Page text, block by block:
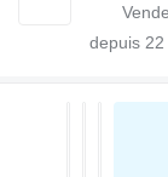
depuis 22